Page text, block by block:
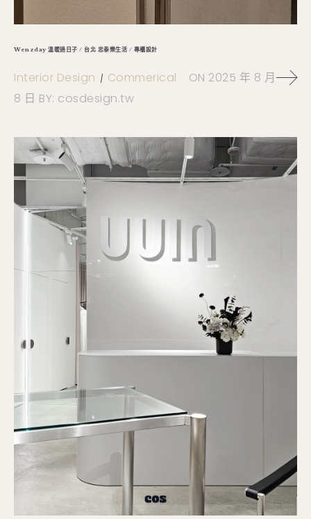
Wenzday 溫暖過日子 / 台北 忠泰樂生活 / 專櫃設計
Interior Design Commerical ON 2025 年 8 月
8 日 BY: cosdesign.tw